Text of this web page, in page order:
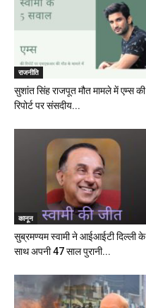
राजनीति
सुशांत सिंह राजपूत मौत मामले में एम्स की
रिपोर्ट पर संसदीय...
कानून
सुब्रमण्यम स्वामी ने आईआईटी दिल्ली के
साथ अपनी 47 साल पुरानी...